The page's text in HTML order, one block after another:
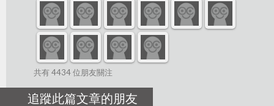
共有 4434 位朋友關注
追蹤此篇文章的朋友